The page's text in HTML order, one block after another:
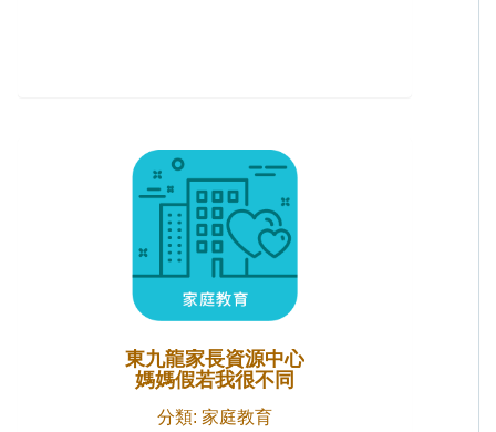
東九龍家長資源中心
媽媽假若我很不同
分類: 家庭教育